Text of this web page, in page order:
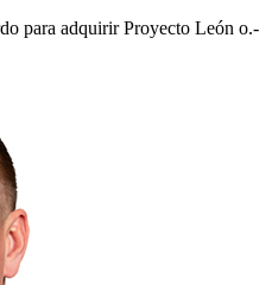
para adquirir Proyecto León o.-